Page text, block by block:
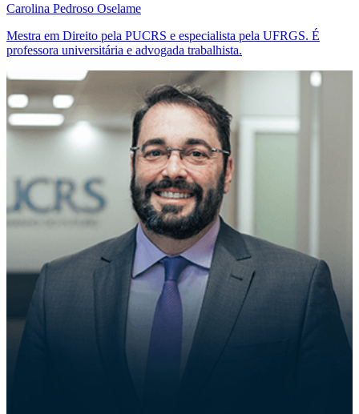
Carolina Pedroso Oselame
Mestra em Direito pela PUCRS e especialista pela UFRGS. É
professora universitária e advogada trabalhista.